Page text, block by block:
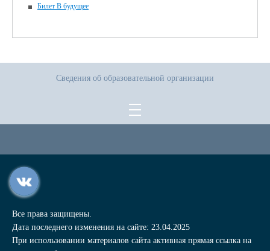
Билет В будущее
Сведения об образовательной организации
Все права защищены.
Дата последнего изменения на сайте: 23.04.2025
При использовании материалов сайта активная прямая ссылка на